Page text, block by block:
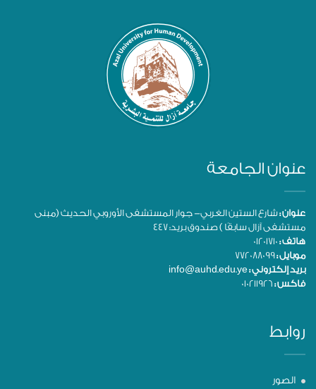
عنوان الجامعة
عنوان :شارع الستين الغربي- جوار المستشفى الأوروبي الحديث (مبنى
مستشفى آزال سابقًا ) صندوق بريد: 447
هاتف :
موبايل :
بريد إلكتروني :
فاكس :
روابط
الصور